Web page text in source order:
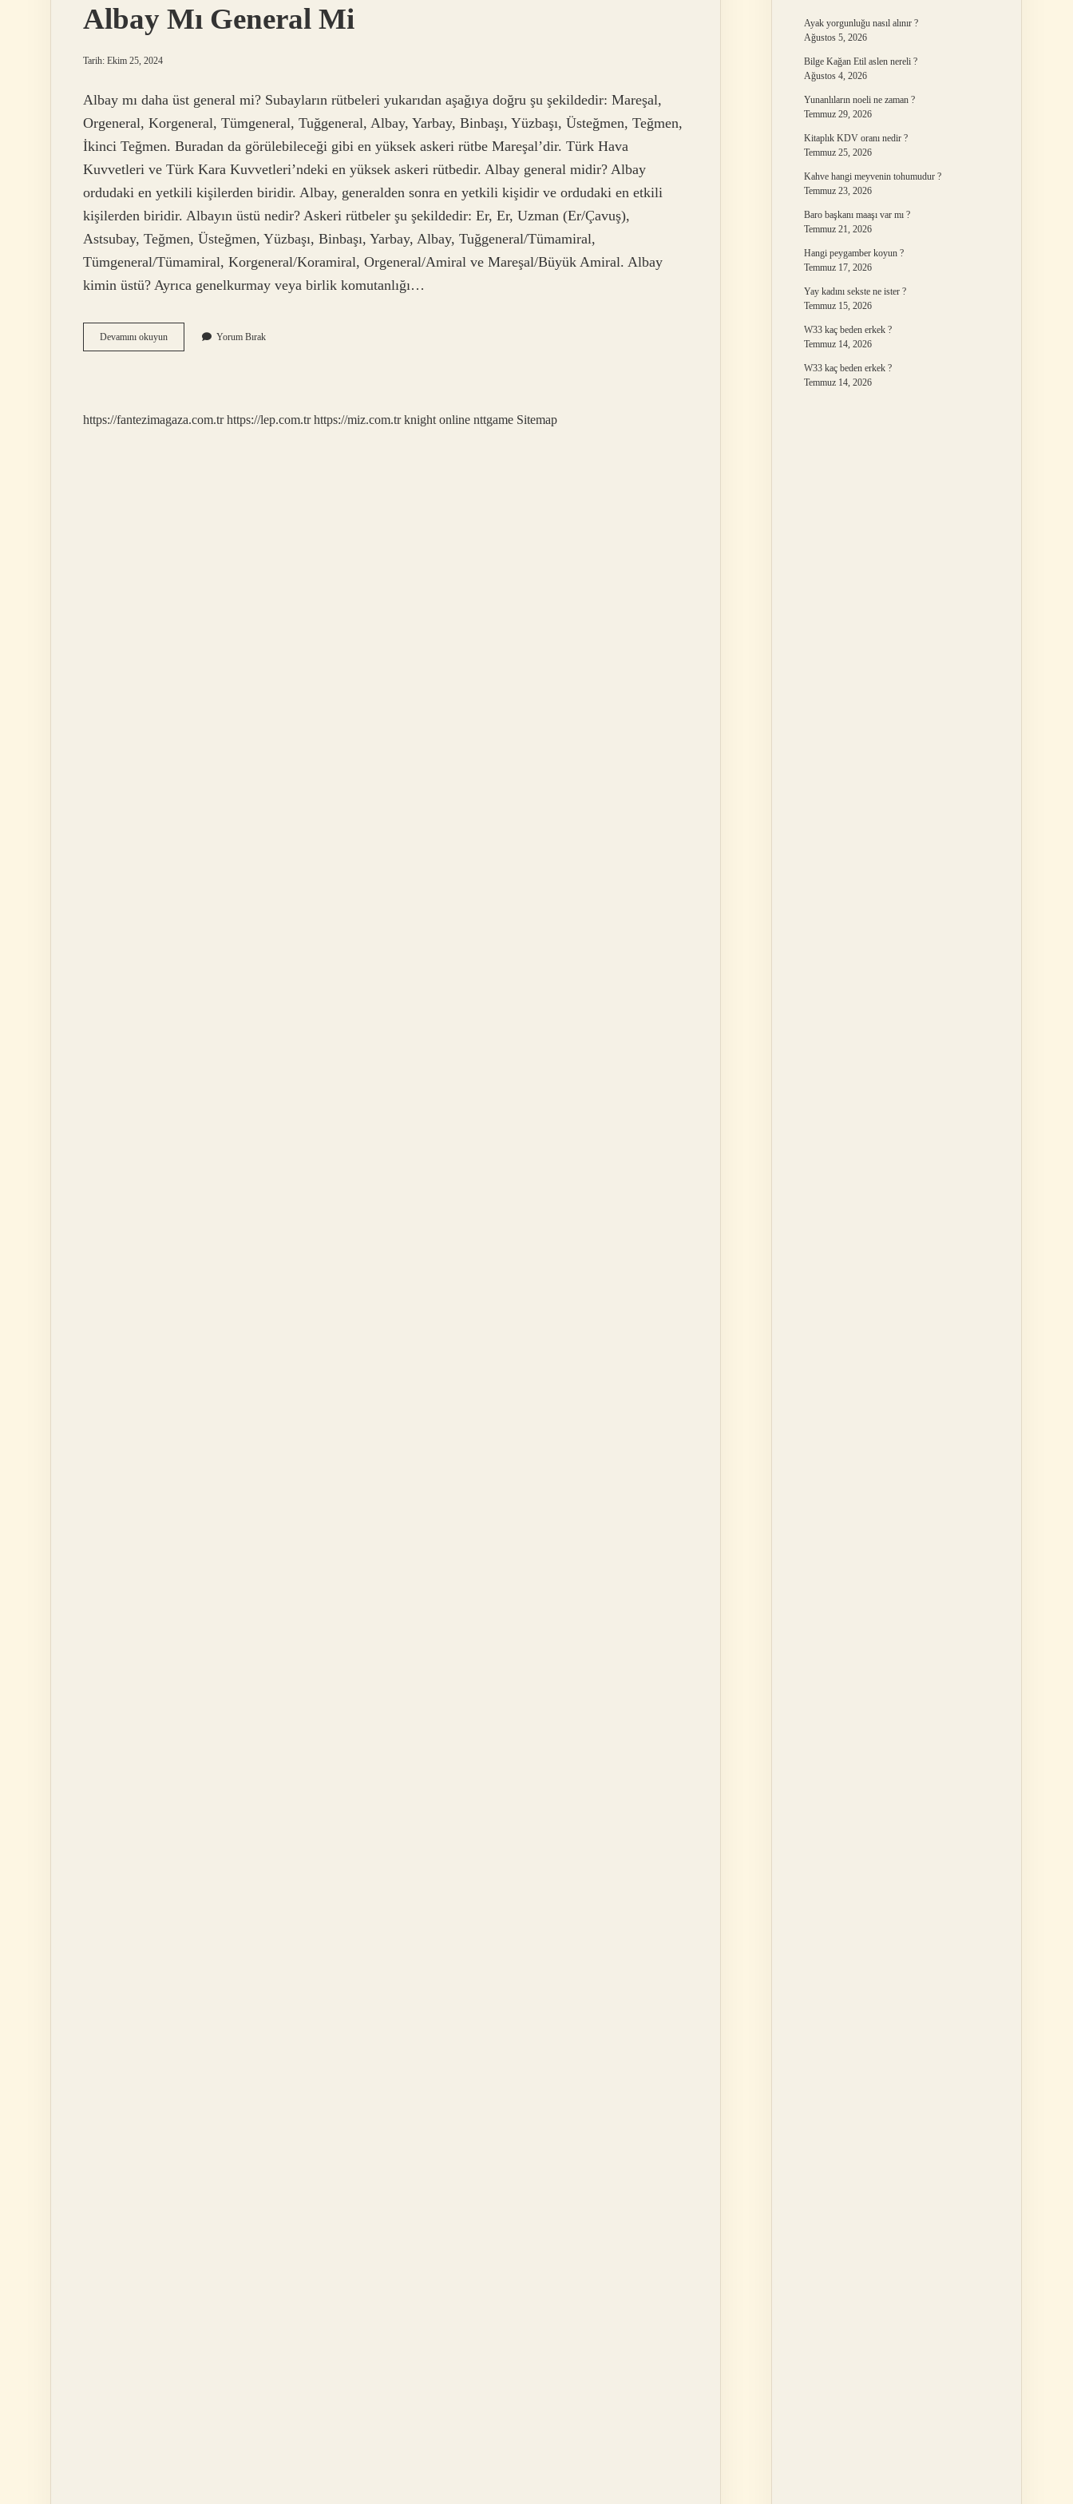
Albay Mı General Mi
Tarih: Ekim 25, 2024
Albay mı daha üst general mi? Subayların rütbeleri yukarıdan aşağıya doğru şu şekildedir: Mareşal,
Orgeneral, Korgeneral, Tümgeneral, Tuğgeneral, Albay, Yarbay, Binbaşı, Yüzbaşı, Üsteğmen, Teğmen,
İkinci Teğmen. Buradan da görülebileceği gibi en yüksek askeri rütbe Mareşal’dir. Türk Hava
Kuvvetleri ve Türk Kara Kuvvetleri’ndeki en yüksek askeri rütbedir. Albay general midir? Albay
ordudaki en yetkili kişilerden biridir. Albay, generalden sonra en yetkili kişidir ve ordudaki en etkili
kişilerden biridir. Albayın üstü nedir? Askeri rütbeler şu şekildedir: Er, Er, Uzman (Er/Çavuş),
Astsubay, Teğmen, Üsteğmen, Yüzbaşı, Binbaşı, Yarbay, Albay, Tuğgeneral/Tümamiral,
Tümgeneral/Tümamiral, Korgeneral/Koramiral, Orgeneral/Amiral ve Mareşal/Büyük Amiral. Albay
kimin üstü? Ayrıca genelkurmay veya birlik komutanlığı…
Devamını okuyunAlbay
Mı
Yorum Bırak
https://fantezimagaza.com.tr https://lep.com.tr https://miz.com.tr knight online nttgame Sitemap
Ayak yorgunluğu nasıl alınır ?
Ağustos 5, 2026
Bilge Kağan Etil aslen nereli ?
Ağustos 4, 2026
Yunanlıların noeli ne zaman ?
Temmuz 29, 2026
Kitaplık KDV oranı nedir ?
Temmuz 25, 2026
Kahve hangi meyvenin tohumudur ?
Temmuz 23, 2026
Baro başkanı maaşı var mı ?
Temmuz 21, 2026
Hangi peygamber koyun ?
Temmuz 17, 2026
Yay kadını sekste ne ister ?
Temmuz 15, 2026
W33 kaç beden erkek ?
Temmuz 14, 2026
W33 kaç beden erkek ?
Temmuz 14, 2026